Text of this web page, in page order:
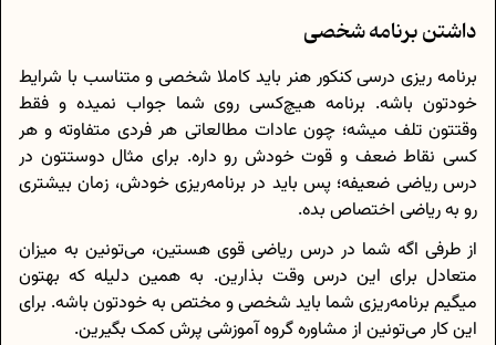
داشتن برنامه شخصی
برنامه ریزی درسی کنکور هنر باید کاملا شخصی و متناسب با شرایط
خودتون باشه. برنامه هیچ‌کسی روی شما جواب نمیده و فقط
وقتتون تلف میشه؛ چون عادات مطالعاتی هر فردی متفاوته و هر
کسی نقاط ضعف و قوت خودش رو داره. برای مثال دوستتون در
درس ریاضی ضعیفه؛ پس باید در برنامه‌ریزی خودش، زمان بیشتری
رو به ریاضی اختصاص بده.
از طرفی اگه شما در درس ریاضی قوی هستین، می‌تونین به میزان
متعادل برای این درس وقت بذارین. به همین دلیله که بهتون
میگیم برنامه‌ریزی شما باید شخصی و مختص به خودتون باشه. برای
این کار می‌تونین از مشاوره گروه آموزشی پرش کمک بگیرین.